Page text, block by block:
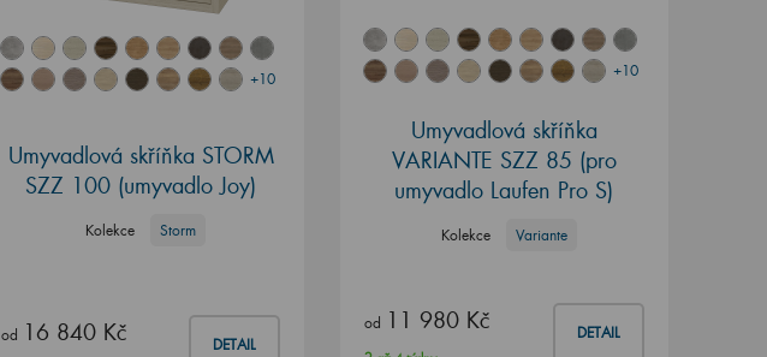
+10
Umyvadlová skříňka STORM
SZZ 100 (umyvadlo Joy)
Kolekce Storm
od 16 840 Kč DETAIL
+10
Umyvadlová skříňka
VARIANTE SZZ 85 (pro
umyvadlo Laufen Pro S)
Kolekce Variante
od 11 980 Kč DETAIL